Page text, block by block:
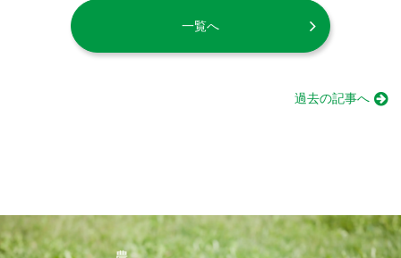
一覧へ
過去の記事へ